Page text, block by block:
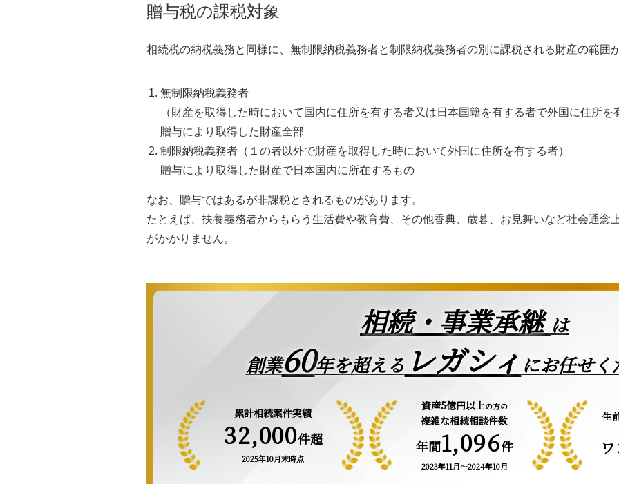
贈与税の課税対象
相続税の納税義務と同様に、無制限納税義務者と制限納税義務者の別に課税される財産の範囲
無制限納税義務者
（財産を取得した時において国内に住所を有する者又は日本国籍を有する者で外国に住所を
贈与により取得した財産全部
制限納税義務者（１の者以外で財産を取得した時において外国に住所を有する者）
贈与により取得した財産で日本国内に所在するもの
なお、贈与ではあるが非課税とされるものがあります。
たとえば、扶養義務者からもらう生活費や教育費、その他香典、歳暮、お見舞いなど社会通念
がかかりません。
相続・事業承継 は
創業60年を超える レガシィ にお任せく
累計相続案件実績
32,000件超
2025年10月末時点
資産5億円以上の方の
複雑な相続相談件数
年間1,096件
2023年11月～2024年10月
生